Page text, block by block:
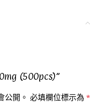
(500pcs)”
公開。 必填欄位標示為 *